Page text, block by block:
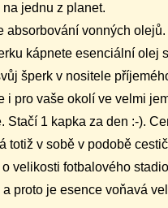
jednu z planet.
absorbování vonných
kápnete esenciální olej
šperk v nositele
i pro vaše okolí ve velmi
Stačí 1 kapka za den :-).
totiž v sobě v podobě
velikosti fotbalového
proto je esence voňavá